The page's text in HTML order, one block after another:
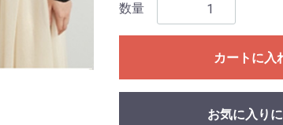
数量
カートに入
お気に入り